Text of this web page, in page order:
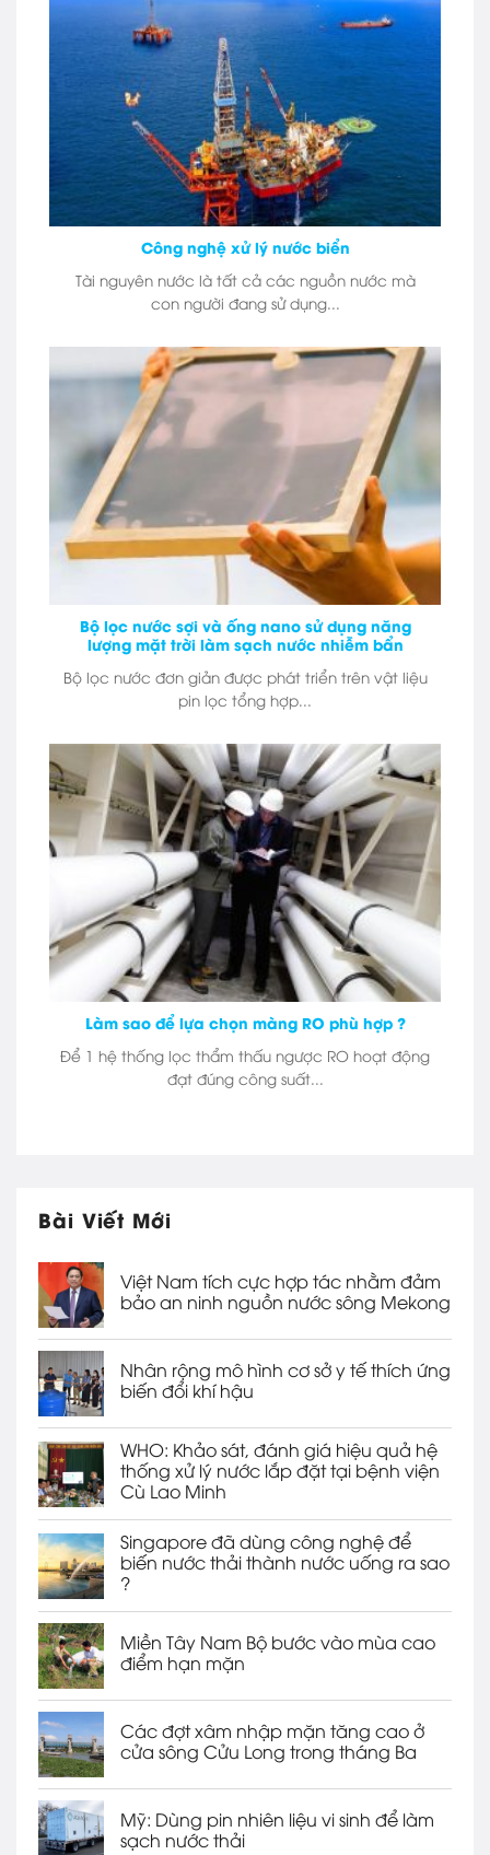
Công nghệ xử lý nước biển
Tài nguyên nước là tất cả các nguồn nước mà
con người đang sử dụng...
Bộ lọc nước sợi và ống nano sử dụng năng
lượng mặt trời làm sạch nước nhiễm bẩn
Bộ lọc nước đơn giản được phát triển trên vật liệu
pin lọc tổng hợp...
Làm sao để lựa chọn màng RO phù hợp ?
Để 1 hệ thống lọc thẩm thấu ngược RO hoạt động
đạt đúng công suất...
Bài Viết Mới
Việt Nam tích cực hợp tác nhằm đảm
bảo an ninh nguồn nước sông Mekong
Nhân rộng mô hình cơ sở y tế thích ứng
biến đổi khí hậu
WHO: Khảo sát, đánh giá hiệu quả hệ
thống xử lý nước lắp đặt tại bệnh viện
Cù Lao Minh
Singapore đã dùng công nghệ để
biến nước thải thành nước uống ra sao
?
Miền Tây Nam Bộ bước vào mùa cao
điểm hạn mặn
Các đợt xâm nhập mặn tăng cao ở
cửa sông Cửu Long trong tháng Ba
Mỹ: Dùng pin nhiên liệu vi sinh để làm
sạch nước thải